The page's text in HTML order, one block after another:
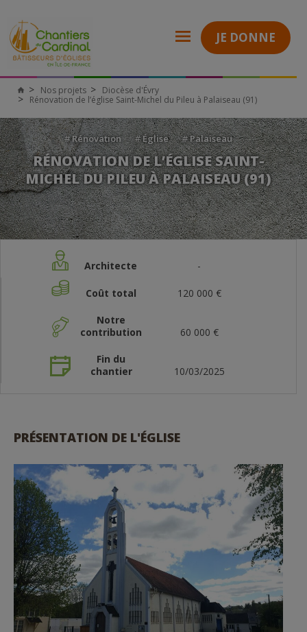
JE DONNE
Nos projets
Diocèse d'Évry
Rénovation de l’église Saint-Michel du Pileu à Palaiseau (91)
#Rénovation #Église #Palaiseau
RÉNOVATION DE L’ÉGLISE SAINT-
MICHEL DU PILEU À PALAISEAU (91)
Architecte -
Coût total 120 000 €
Notre
contribution
60 000 €
Fin du
chantier
10/03/2025
PRÉSENTATION DE L'ÉGLISE